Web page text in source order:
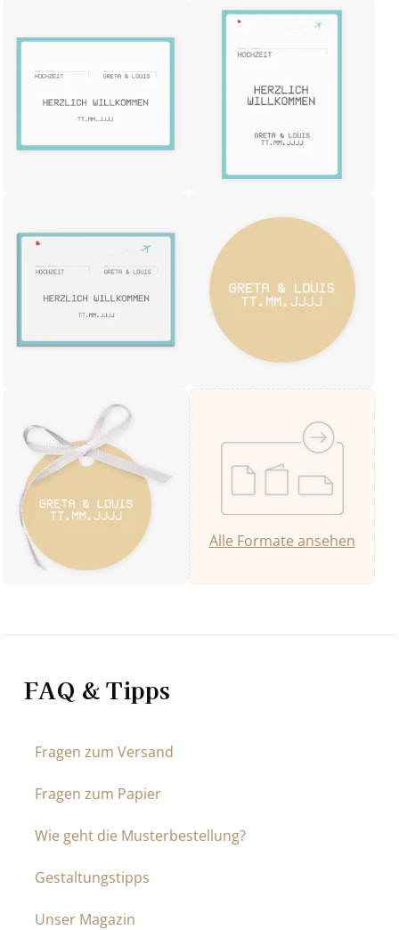
Alle Formate ansehen
FAQ & Tipps
Fragen zum Versand
Fragen zum Papier
Wie geht die Musterbestellung?
Gestaltungstipps
Unser Magazin